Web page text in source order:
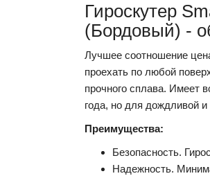
Гироскутер
(Бордовый) -
Лучшее соотношение
проехать по любой
прочного сплава. Имеет
года, но для дождливой
Преимущества:
Безопасность.
Надежность.